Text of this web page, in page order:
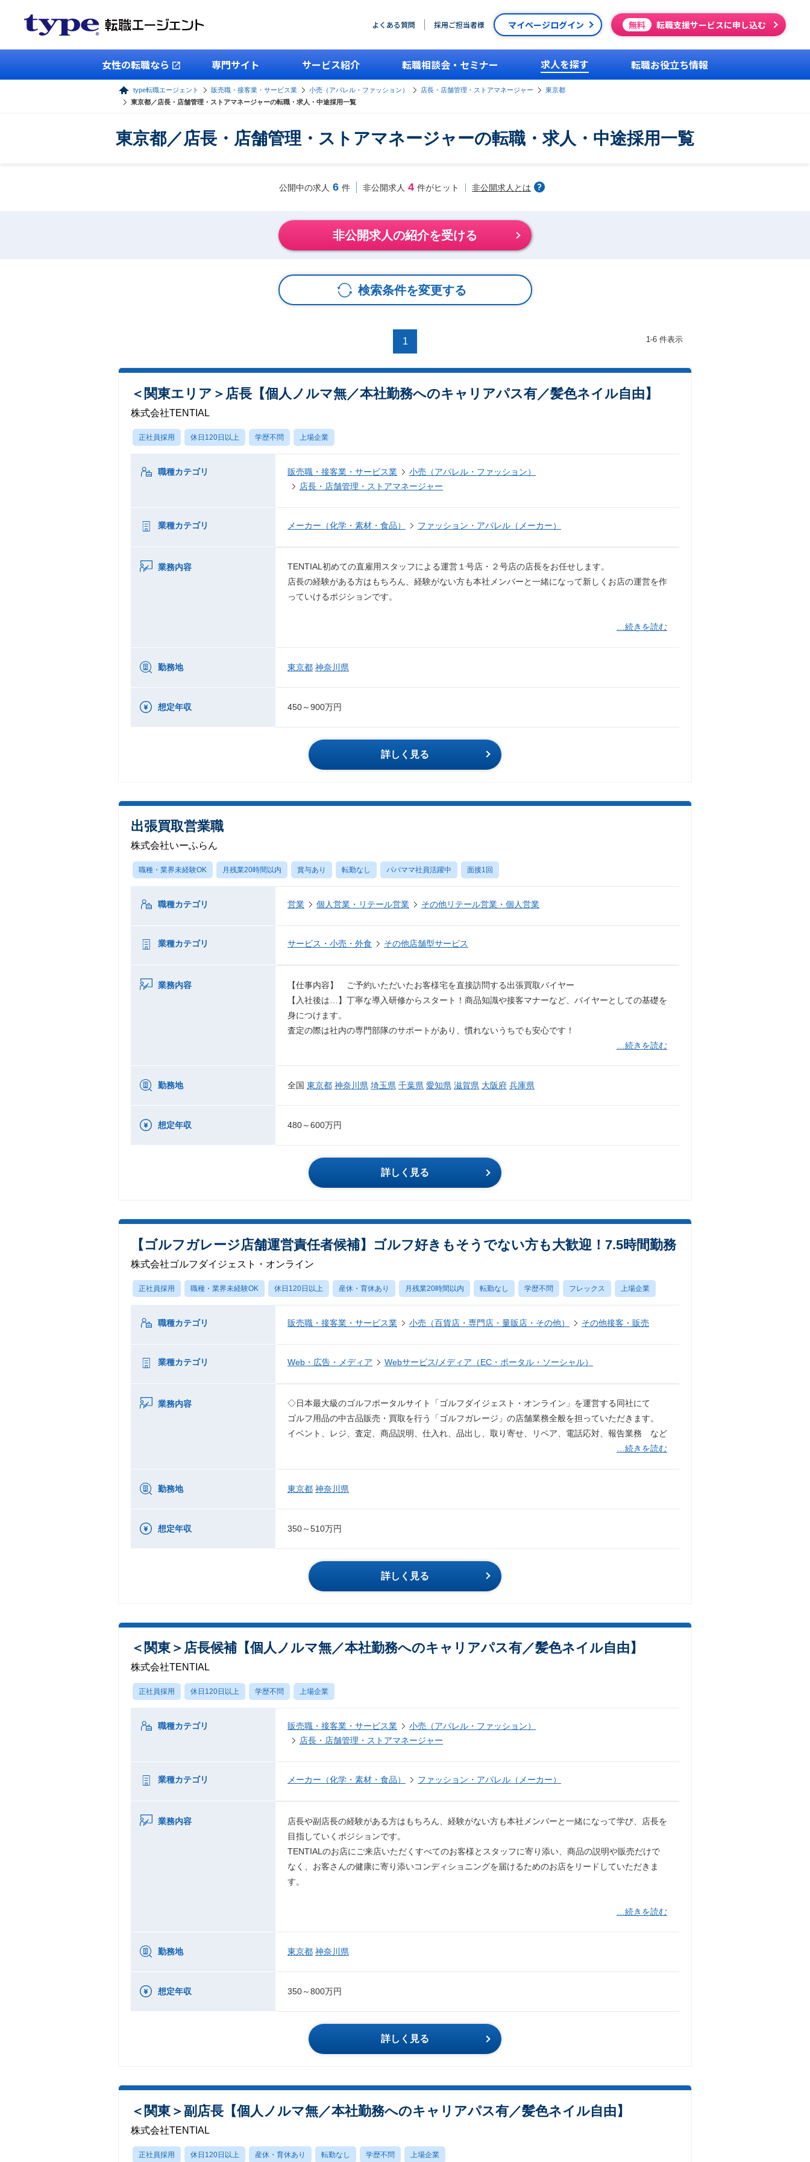
よくある質問 採用ご担当者様 マイページログイン 無料 転職支援サービスに申し込む
女性の転職なら 専門サイト サービス紹介 転職相談会・セミナー 求人を探す 転職お役立ち情報
type転職エージェント 販売職・接客業・サービス業 小売（アパレル・ファッション） 店長・店舗管理・ストアマネージャー
東京都
東京都／店長・店舗管理・ストアマネージャーの転職・求人・中途採用一覧
東京都／店長・店舗管理・ストアマネージャーの転職・求人・中途採用一覧
公開中の求人 6 件 非公開求人 4 件がヒット 非公開求人とは
非公開求人の紹介を受ける
検索条件を変更する
1 1-6 件表示
＜関東エリア＞店長【個人ノルマ無／本社勤務へのキャリアパス有／髪色ネイル自由】
株式会社TENTIAL
正社員採用 休日120日以上 学歴不問 上場企業
職種カテゴリ 販売職・接客業・サービス業
小売（アパレル・ファッション）
店長・店舗管理・ストアマネージャー
業種カテゴリ メーカー（化学・素材・食品） ファッション・アパレル（メーカー）
業務内容
TENTIAL初めての直雇用スタッフによる運営１号店・２号店の店長をお任せします。
店長の経験がある方はもちろん、経験がない方も本社メンバーと一緒になって新しくお店の運営を作
っていけるポジションです。
…続きを読む
勤務地 東京都 神奈川県
想定年収 450～900万円
詳しく見る
出張買取営業職
株式会社いーふらん
職種・業界未経験OK 月残業20時間以内 賞与あり 転勤なし パパママ社員活躍中 面接1回
職種カテゴリ 営業 個人営業・リテール営業 その他リテール営業・個人営業
業種カテゴリ サービス・小売・外食 その他店舗型サービス
業務内容
【仕事内容】 ご予約いただいたお客様宅を直接訪問する出張買取バイヤー
【入社後は…】丁寧な導入研修からスタート！商品知識や接客マナーなど、バイヤーとしての基礎を
身につけます。
査定の際は社内の専門部隊のサポートがあり、慣れないうちでも安心です！
…続きを読む
勤務地 全国 東京都 神奈川県 埼玉県 千葉県 愛知県 滋賀県 大阪府 兵庫県
想定年収 480～600万円
詳しく見る
【ゴルフガレージ店舗運営責任者候補】ゴルフ好きもそうでない方も大歓迎！7.5時間勤務
株式会社ゴルフダイジェスト・オンライン
正社員採用 職種・業界未経験OK 休日120日以上 産休・育休あり 月残業20時間以内 転勤なし 学歴不問 フレックス 上場企業
職種カテゴリ 販売職・接客業・サービス業 小売（百貨店・専門店・量販店・その他） その他接客・販売
業種カテゴリ Web・広告・メディア Webサービス/メディア（EC・ポータル・ソーシャル）
業務内容
◇日本最大級のゴルフポータルサイト「ゴルフダイジェスト・オンライン」を運営する同社にて
ゴルフ用品の中古品販売・買取を行う「ゴルフガレージ」の店舗業務全般を担っていただきます。
イベント、レジ、査定、商品説明、仕入れ、品出し、取り寄せ、リペア、電話応対、報告業務 など
…続きを読む
勤務地 東京都 神奈川県
想定年収 350～510万円
詳しく見る
＜関東＞店長候補【個人ノルマ無／本社勤務へのキャリアパス有／髪色ネイル自由】
株式会社TENTIAL
正社員採用 休日120日以上 学歴不問 上場企業
職種カテゴリ 販売職・接客業・サービス業
小売（アパレル・ファッション）
店長・店舗管理・ストアマネージャー
業種カテゴリ メーカー（化学・素材・食品） ファッション・アパレル（メーカー）
業務内容
店長や副店長の経験がある方はもちろん、経験がない方も本社メンバーと一緒になって学び、店長を
目指していくポジションです。
TENTIALのお店にご来店いただくすべてのお客様とスタッフに寄り添い、商品の説明や販売だけで
なく、お客さんの健康に寄り添いコンディショニングを届けるためのお店をリードしていただきま
す。
…続きを読む
勤務地 東京都 神奈川県
想定年収 350～800万円
詳しく見る
＜関東＞副店長【個人ノルマ無／本社勤務へのキャリアパス有／髪色ネイル自由】
株式会社TENTIAL
正社員採用 休日120日以上 産休・育休あり 転勤なし 学歴不問 上場企業